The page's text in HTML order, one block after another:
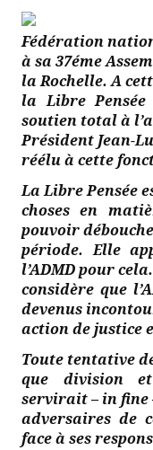
Fédération
à sa 37éme
la Rochelle. A
la Libre
soutien total à
Président Jean-
réélu à cette
La Libre Pensée
choses en
pouvoir
période. Elle
l’ADMD pour
considère que
devenus
action de justice
Toute tentative
que division
servirait – in fine
adversaires de
face à ses